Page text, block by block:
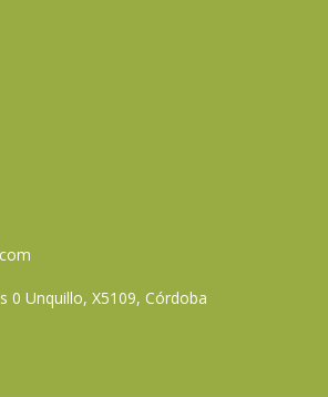
0 Unquillo, X5109, Córdoba